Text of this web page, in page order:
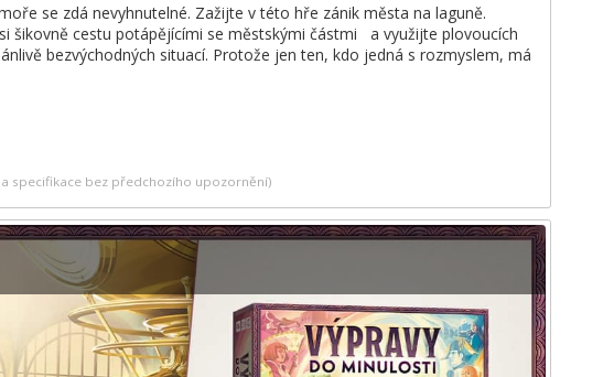
se zdá nevyhnutelné. Zažijte v této hře zánik města na laguně.
šikovně cestu potápějícími se městskými částmi a využijte plovoucích
bezvýchodných situací. Protože jen ten, kdo jedná s rozmyslem, má
specifikace bez předchozího upozornění)